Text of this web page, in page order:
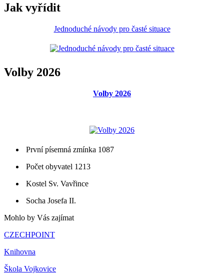
Jak vyřídit
Jednoduché návody pro časté situace
Volby 2026
Volby 2026
První písemná zmínka 1087
Počet obyvatel 1213
Kostel Sv. Vavřince
Socha Josefa II.
Mohlo by Vás zajímat
CZECHPOINT
Knihovna
Škola Vojkovice